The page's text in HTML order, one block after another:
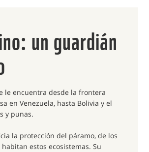
un guardián
le encuentra desde la frontera
en Venezuela, hasta Bolivia y el
y punas.
la protección del páramo, de los
estos ecosistemas. Su